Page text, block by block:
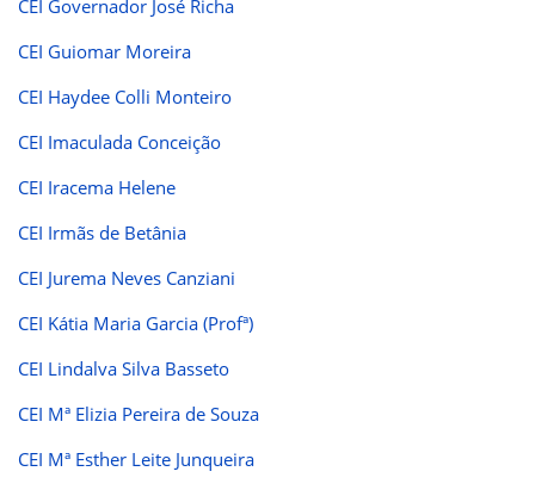
CEI Governador José Richa
CEI Guiomar Moreira
CEI Haydee Colli Monteiro
CEI Imaculada Conceição
CEI Iracema Helene
CEI Irmãs de Betânia
CEI Jurema Neves Canziani
CEI Kátia Maria Garcia (Profª)
CEI Lindalva Silva Basseto
CEI Mª Elizia Pereira de Souza
CEI Mª Esther Leite Junqueira